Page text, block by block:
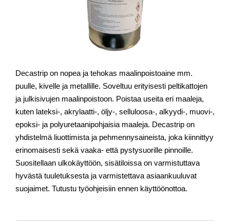
Decastrip on nopea ja tehokas maalinpoistoaine mm.
puulle, kivelle ja metallille. Soveltuu erityisesti peltikattojen
ja julkisivujen maalinpoistoon. Poistaa useita eri maaleja,
kuten lateksi-, akrylaatti-, öljy-, selluloosa-, alkyydi-, muovi-,
epoksi- ja polyuretaanipohjaisia maaleja. Decastrip on
yhdistelmä liuottimista ja pehmennysaineista, joka kiinnittyy
erinomaisesti sekä vaaka- että pystysuorille pinnoille.
Suositellaan ulkokäyttöön, sisätiloissa on varmistuttava
hyvästä tuuletuksesta ja varmistettava asiaankuuluvat
suojaimet. Tutustu työohjeisiin ennen käyttöönottoa.